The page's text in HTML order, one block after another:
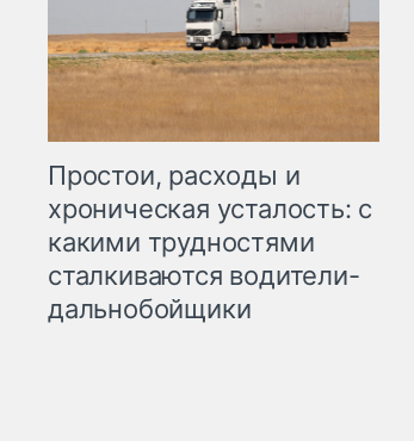
Простои, расходы и
хроническая усталость: с
какими трудностями
сталкиваются водители-
дальнобойщики